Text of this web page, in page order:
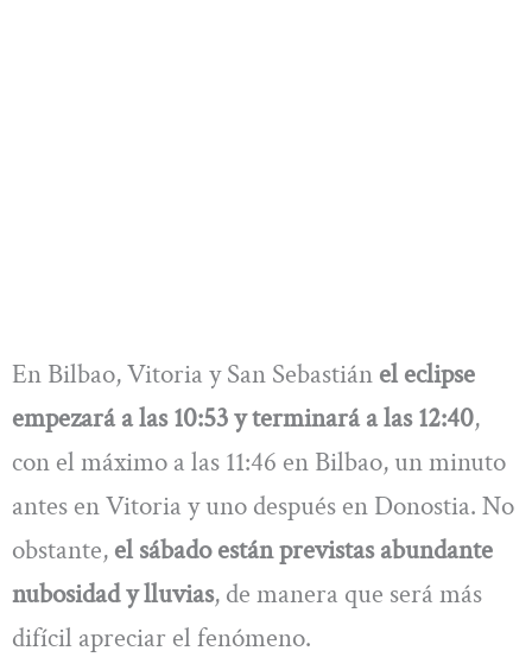
En Bilbao, Vitoria y San Sebastián el eclipse
empezará a las 10:53 y terminará a las 12:40,
con el máximo a las 11:46 en Bilbao, un minuto
antes en Vitoria y uno después en Donostia. No
obstante, el sábado están previstas abundante
nubosidad y lluvias, de manera que será más
difícil apreciar el fenómeno.